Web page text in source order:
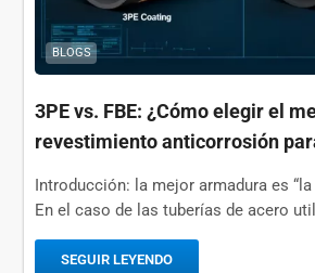
BLOGS
3PE vs. FBE: ¿Cómo elegir el
revestimiento anticorrosión
Introducción: la mejor armadura es “la
En el caso de las tuberías de acero
industriales, la corrosión es un...
SEGUIR LEYENDO